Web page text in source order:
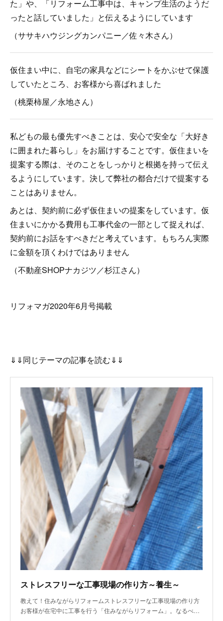
た」や、「リフォーム工事中は、キャンプ生活のようだ
ったと話していました」と伝えるようにしています
（ササキハウジングカンパニー／佐々木さん）
仮住まい中に、自宅の家具などにシートをかぶせて保護
していたところ、お客様から喜ばれました
（桃栗柿屋／永地さん）
私どもの最も優先すべきことは、安心で安全な「大好き
に囲まれた暮らし」をお届けすることです。仮住まいを
提案する際は、そのことをしっかりと根拠を持って伝え
るようにしています。決して弊社の都合だけで提案する
ことはありません。
あとは、契約前に必ず仮住まいの提案をしています。仮
住まいにかかる費用も工事代金の一部として捉えれば、
契約前にお話をすべきだと考えています。もちろん実際
に金額を頂くわけではありません
（不動産SHOPナカジツ／杉江さん）
リフォマガ2020年6月号掲載
⇓⇓同じテーマの記事を読む⇓⇓
ストレスフリーな工事現場の作り方～養生～
教えて！住みながらリフォームストレスフリーな工事現場の作り方
お客様が在宅中に工事を行う「住みながらリフォーム」。なるべ…